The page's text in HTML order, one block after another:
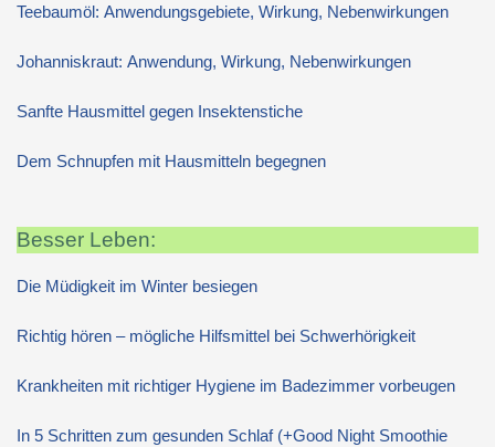
Teebaumöl: Anwendungsgebiete, Wirkung, Nebenwirkungen
Johanniskraut: Anwendung, Wirkung, Nebenwirkungen
Sanfte Hausmittel gegen Insektenstiche
Dem Schnupfen mit Hausmitteln begegnen
Besser Leben:
Die Müdigkeit im Winter besiegen
Richtig hören – mögliche Hilfsmittel bei Schwerhörigkeit
Krankheiten mit richtiger Hygiene im Badezimmer vorbeugen
In 5 Schritten zum gesunden Schlaf (+Good Night Smoothie